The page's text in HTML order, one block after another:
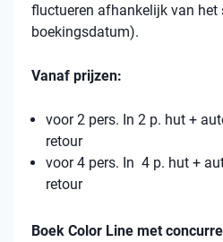
fluctueren afhankelijk van het
boekingsdatum).
Vanaf prijzen:
voor 2 pers. In 2 p. hut +
retour
voor 4 pers. In 4 p. hut +
retour
Boek Color Line met